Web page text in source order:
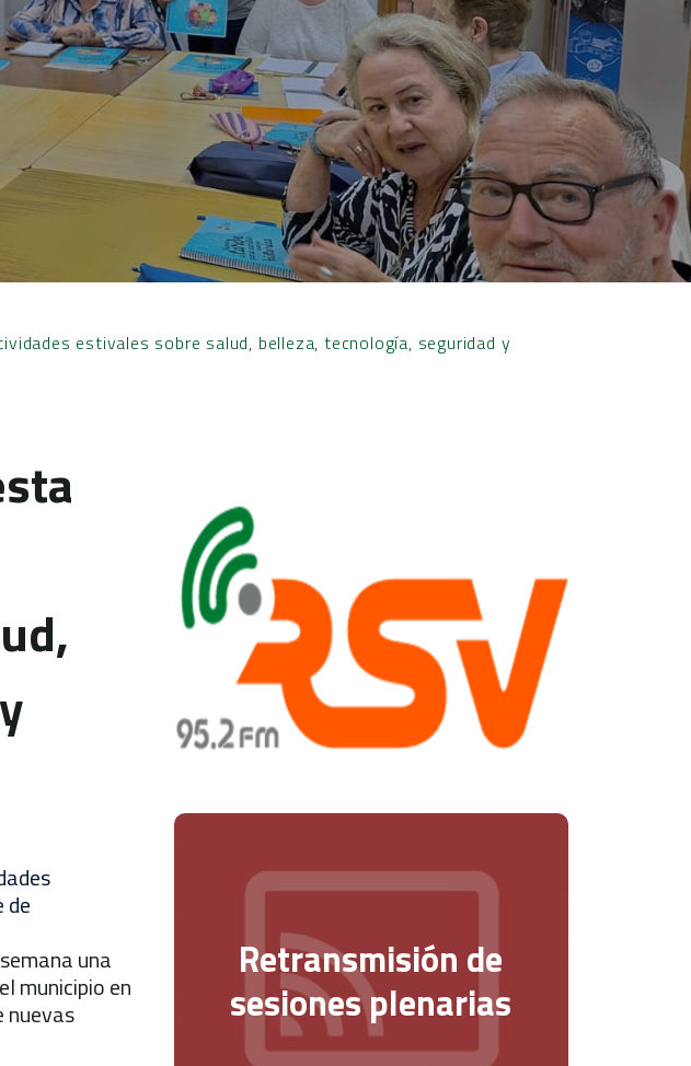
estivales sobre salud, belleza, tecnología, seguridad y
de
una
municipio en
nuevas
Retransmisión de
sesiones plenarias